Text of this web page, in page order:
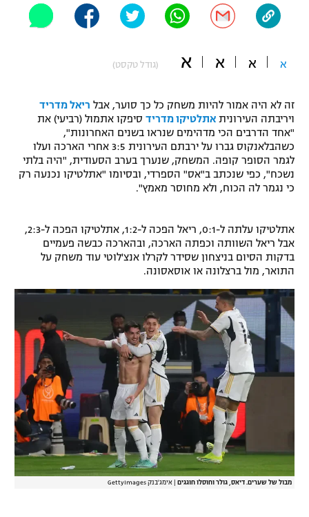
"מחצית בשכונה" – פודקאסט
משתתפים וזוכים בפרסים
תקנון משתתפים וזוכים בפרסים
תקנון עבור פעילות אלקטרה
תקנון עבור פעילות ספורט 1 – "מרלן"
טניס
גיימינג E-Sports
מדיניות פרטיות
תקנון פעילות ספורט 1
רשיון להקרנה פומבית לבית עסק
הצטרפות לחבילת הערוצים
לוח דרושים – ג'ובנט
המגזין
אופניים
ספורט מוטורי
פוטבול אמריקאי NFL
בייסבול MLB
ספורט אתגרי ואקסטרים
אומנויות לחימה
גיימינג E-Sports
א א א א (גודל טקסט)
זה לא היה אמור להיות משחק כל כך סוער, אבל ריאל מדריד
ויריבתה העירונית אתלטיקו מדריד סיפקו אתמול (רביעי) את
"אחד הדרבים הכי מדהימים שנראו בשנים האחרונות",
כשהבלאנקוס גברו על ירבתם העירונית 3:5 אחרי הארכה ועלו
לגמר הסופר קופה. המשחק, שנערך בערב הסעודית, "היה בלתי
נשכח", כפי שנכתב ב"אס" הספרדי, ובסיומו "אתלטיקו נכנעה רק
כי נגמר לה הכוח, ולא מחוסר מאמץ".
אתלטיקו עלתה ל-0:1, ריאל הפכה ל-1:2, אתלטיקו הפכה ל-2:3,
אבל ריאל השוותה וכפתה הארכה, ובהארכה כבשה פעמיים
בדקות הסיום בניצחון שסידר לקרלו אנצ'לוטי עוד משחק על
התואר, מול ברצלונה או אוסאסונה.
מבול של שערים. דיאס, גולר וחוסלו חוגגים אימג'בנק GettyImages